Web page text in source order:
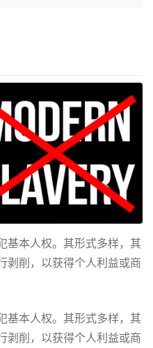
基本人权。其形式多样，其
剥削，以获得个人利益或商
基本人权。其形式多样，其
剥削，以获得个人利益或商